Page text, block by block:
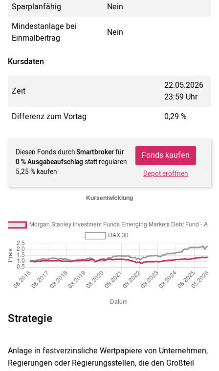
Sparplanfähig
Nein
Mindestanlage bei
Einmalbeitrag
Nein
Kursdaten
Zeit
22.05.2026
23:59 Uhr
Differenz zum Vortag
0,29 %
Diesen Fonds durchSmartbrokerfür
0 % Ausgabeaufschlag statt regulären
5,25 % kaufen
Fonds kaufen
Depot eröffnen
Strategie
Anlage in festverzinsliche Wertpapiere von Unternehmen,
Regierungen oder Regierungsstellen, die den Großteil